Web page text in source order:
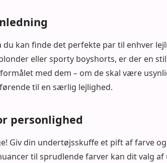
kan finde det perfekte par til enhver
eller sporty boyshorts, er der en
med dem – om de skal være
til en særlig lejlighed.
personlighed
Giv din undertøjsskuffe et pift af farve
til sprudlende farver kan dit valg